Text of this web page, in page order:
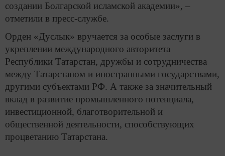
создании Болгарской исламской академии», –
отметили в пресс-службе.
Орден «Дуслык» вручается за особые заслуги в
укреплении международного авторитета
Республики Татарстан, дружбы и сотрудничества
между Татарстаном и иностранными государствами,
другими субъектами РФ. А также за значительный
вклад в развитие промышленного потенциала,
инвестиционной, благотворительной и
общественной деятельности, способствующих
процветанию Татарстана.